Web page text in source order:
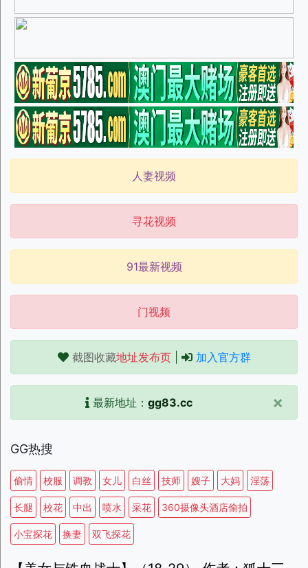
人妻视频
寻花视频
91最新视频
门视频
截图收藏地址发布页| 加入官方群
最新地址： gg83.cc ×
GG热搜
偷情 校服 调教 女儿 白丝 技师 嫂子 大妈 淫荡
长腿 校花 中出 喷水 采花 360摄像头酒店偷拍
小宝探花 换妻 双飞探花